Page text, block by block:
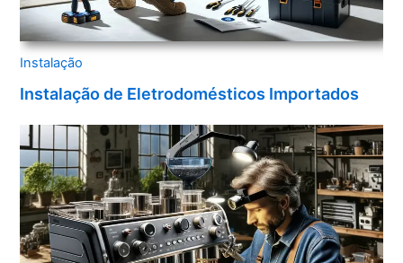
Instalação
Instalação de Eletrodomésticos Importados